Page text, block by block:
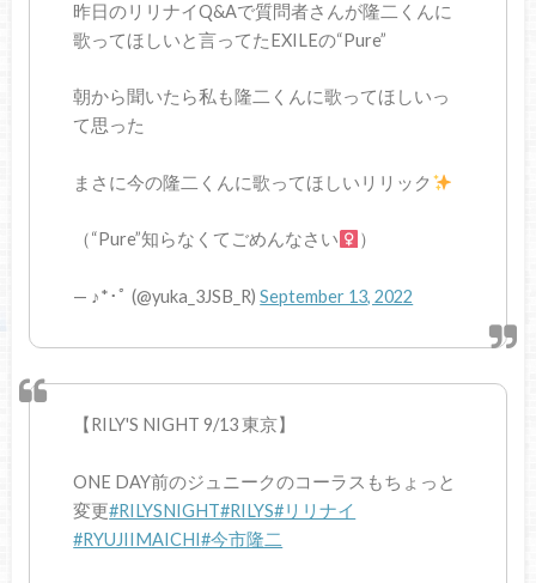
昨日のリリナイQ&Aで質問者さんが隆二くんに
歌ってほしいと言ってたEXILEの“Pure”
朝から聞いたら私も隆二くんに歌ってほしいっ
て思った
まさに今の隆二くんに歌ってほしいリリック
（“Pure”知らなくてごめんなさい‍ ）
— ♪*･ﾟ (@yuka_3JSB_R)September 13, 2022
【RILY'S NIGHT 9/13 東京】
ONE DAY前のジュニークのコーラスもちょっと
変更#RILYSNIGHT#RILYS#リリナイ
#RYUJIIMAICHI#今市隆二